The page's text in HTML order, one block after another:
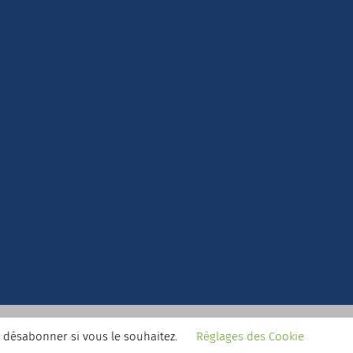
si vous le souhaitez. Réglages des Cookie